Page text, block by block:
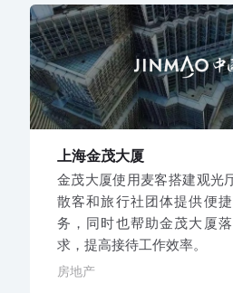
上海金茂大厦
金茂大厦使用麦客搭建观光
散客和旅行社团体提供便
务，同时也帮助金茂大厦
求，提高接待工作效率。
房地产